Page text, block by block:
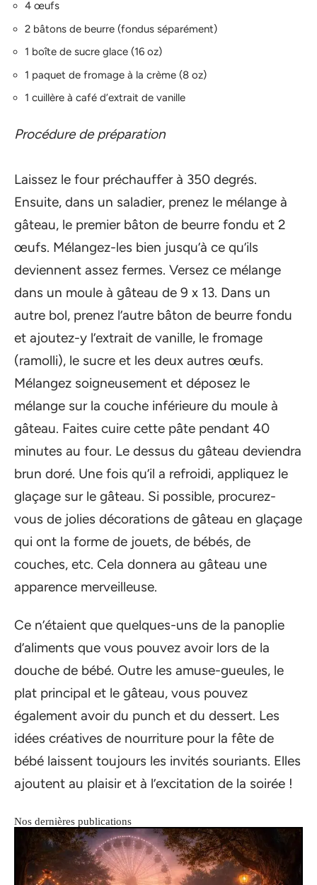
4 œufs
2 bâtons de beurre (fondus séparément)
1 boîte de sucre glace (16 oz)
1 paquet de fromage à la crème (8 oz)
1 cuillère à café d’extrait de vanille
Procédure de préparation
Laissez le four préchauffer à 350 degrés.
Ensuite, dans un saladier, prenez le mélange à
gâteau, le premier bâton de beurre fondu et 2
œufs. Mélangez-les bien jusqu’à ce qu’ils
deviennent assez fermes. Versez ce mélange
dans un moule à gâteau de 9 x 13. Dans un
autre bol, prenez l’autre bâton de beurre fondu
et ajoutez-y l’extrait de vanille, le fromage
(ramolli), le sucre et les deux autres œufs.
Mélangez soigneusement et déposez le
mélange sur la couche inférieure du moule à
gâteau. Faites cuire cette pâte pendant 40
minutes au four. Le dessus du gâteau deviendra
brun doré. Une fois qu’il a refroidi, appliquez le
glaçage sur le gâteau. Si possible, procurez-
vous de jolies décorations de gâteau en glaçage
qui ont la forme de jouets, de bébés, de
couches, etc. Cela donnera au gâteau une
apparence merveilleuse.
Ce n’étaient que quelques-uns de la panoplie
d’aliments que vous pouvez avoir lors de la
douche de bébé. Outre les amuse-gueules, le
plat principal et le gâteau, vous pouvez
également avoir du punch et du dessert. Les
idées créatives de nourriture pour la fête de
bébé laissent toujours les invités souriants. Elles
ajoutent au plaisir et à l’excitation de la soirée !
Nos dernières publications